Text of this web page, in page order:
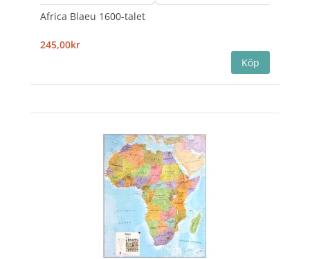
Africa Blaeu 1600-talet
245,00kr